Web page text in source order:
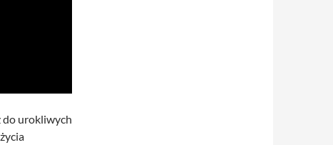
do urokliwych